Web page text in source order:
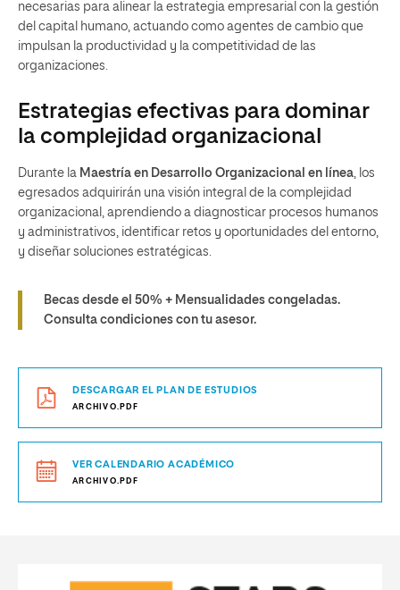
necesarias para alinear la estrategia empresarial con la gestión
del capital humano, actuando como agentes de cambio que
impulsan la productividad y la competitividad de las
organizaciones.
Estrategias efectivas para dominar
la complejidad organizacional
Durante la Maestría en Desarrollo Organizacional en línea, los
egresados adquirirán una visión integral de la complejidad
organizacional, aprendiendo a diagnosticar procesos humanos
y administrativos, identificar retos y oportunidades del entorno,
y diseñar soluciones estratégicas.
Becas desde el 50% + Mensualidades congeladas.
Consulta condiciones con tu asesor.
DESCARGAR EL PLAN DE ESTUDIOS
ARCHIVO.PDF
VER CALENDARIO ACADÉMICO
ARCHIVO.PDF